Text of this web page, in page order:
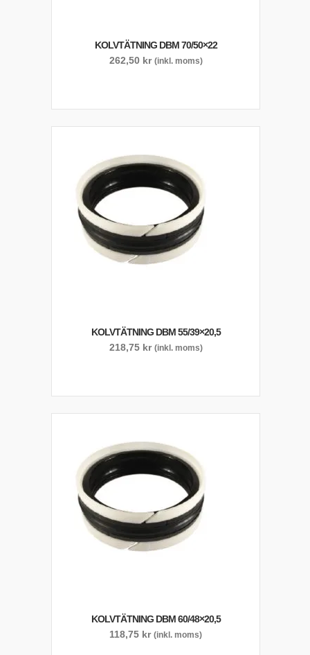
KOLVTÄTNING DBM 70/50×22
262,50 kr (inkl. moms)
KOLVTÄTNING DBM 55/39×20,5
218,75 kr (inkl. moms)
KOLVTÄTNING DBM 60/48×20,5
118,75 kr (inkl. moms)